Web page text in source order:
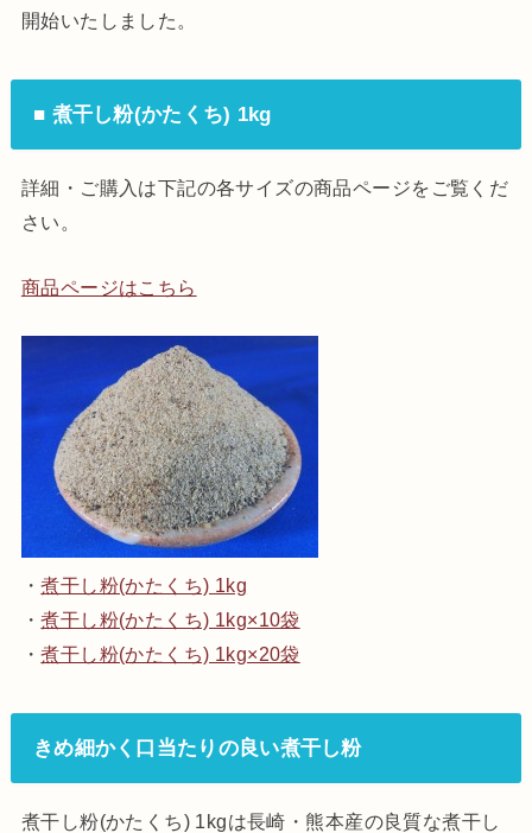
開始いたしました。
■ 煮干し粉(かたくち) 1kg
詳細・ご購入は下記の各サイズの商品ページをご覧くだ
さい。
商品ページはこちら
・煮干し粉(かたくち) 1kg
・煮干し粉(かたくち) 1kg×10袋
・煮干し粉(かたくち) 1kg×20袋
きめ細かく口当たりの良い煮干し粉
煮干し粉(かたくち) 1kgは長崎・熊本産の良質な煮干し